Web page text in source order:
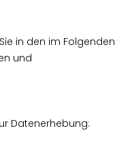
in den im Folgenden
und
Datenerhebung: